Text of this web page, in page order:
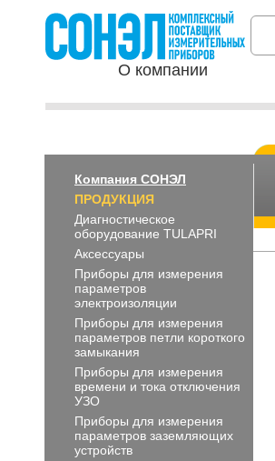
О компании
Компания СОНЭЛ
ПРОДУКЦИЯ
Диагностическое
оборудование TULAPRI
Аксессуары
Приборы для измерения
параметров
электроизоляции
Приборы для измерения
параметров петли короткого
замыкания
Приборы для измерения
времени и тока отключения
УЗО
Приборы для измерения
параметров заземляющих
устройств